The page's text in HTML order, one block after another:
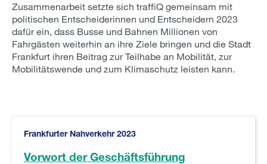
Zusammenarbeit setzte sich traffiQ gemeinsam mit
politischen Entscheiderinnen und Entscheidern 2023
dafür ein, dass Busse und Bahnen Millionen von
Fahrgästen weiterhin an ihre Ziele bringen und die Stadt
Frankfurt ihren Beitrag zur Teilhabe an Mobilität, zur
Mobilitätswende und zum Klimaschutz leisten kann.
Frankfurter Nahverkehr 2023
Vorwort der Geschäftsführung